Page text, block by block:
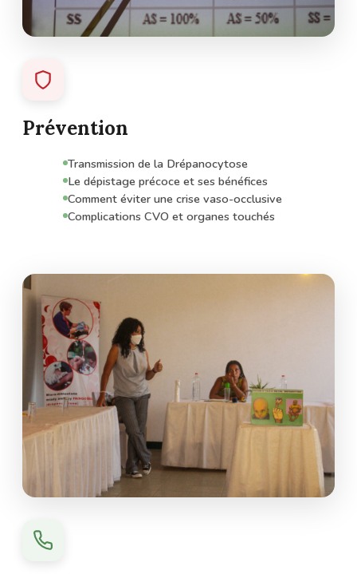
Prévention
Transmission de la Drépanocytose
Le dépistage précoce et ses bénéfices
Comment éviter une crise vaso-occlusive
Complications CVO et organes touchés